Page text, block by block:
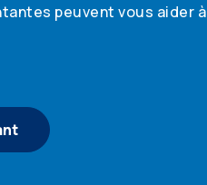
peuvent vous aider à